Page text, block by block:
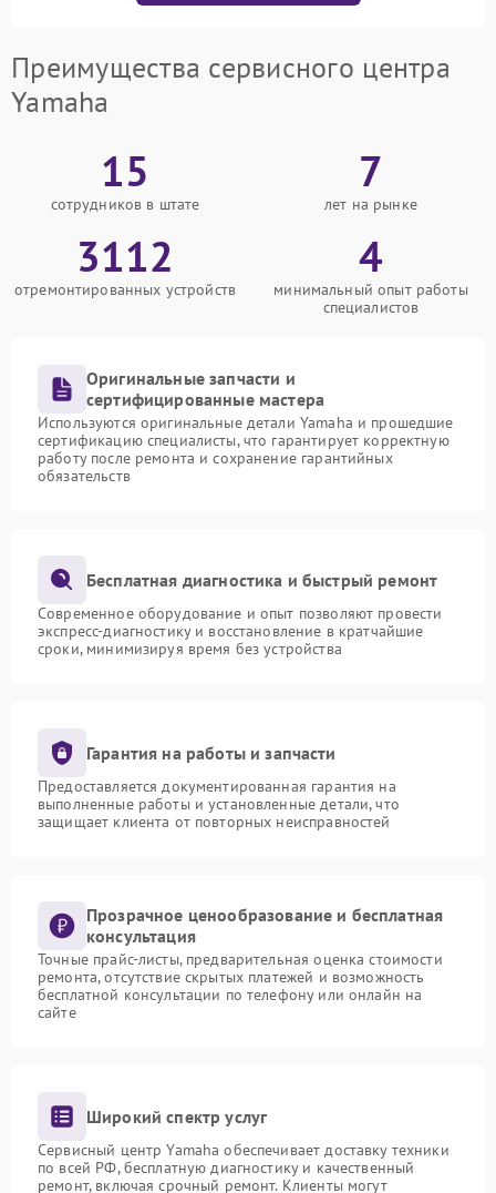
Преимущества сервисного центра
Yamaha
15
сотрудников в штате
7
лет на рынке
3112
отремонтированных устройств
4
минимальный опыт работы
специалистов
Оригинальные запчасти и
сертифицированные мастера
Используются оригинальные детали Yamaha и прошедшие
сертификацию специалисты, что гарантирует корректную
работу после ремонта и сохранение гарантийных
обязательств
Бесплатная диагностика и быстрый ремонт
Современное оборудование и опыт позволяют провести
экспресс-диагностику и восстановление в кратчайшие
сроки, минимизируя время без устройства
Гарантия на работы и запчасти
Предоставляется документированная гарантия на
выполненные работы и установленные детали, что
защищает клиента от повторных неисправностей
Прозрачное ценообразование и бесплатная
консультация
Точные прайс-листы, предварительная оценка стоимости
ремонта, отсутствие скрытых платежей и возможность
бесплатной консультации по телефону или онлайн на
сайте
Широкий спектр услуг
Сервисный центр Yamaha обеспечивает доставку техники
по всей РФ, бесплатную диагностику и качественный
ремонт, включая срочный ремонт. Клиенты могут